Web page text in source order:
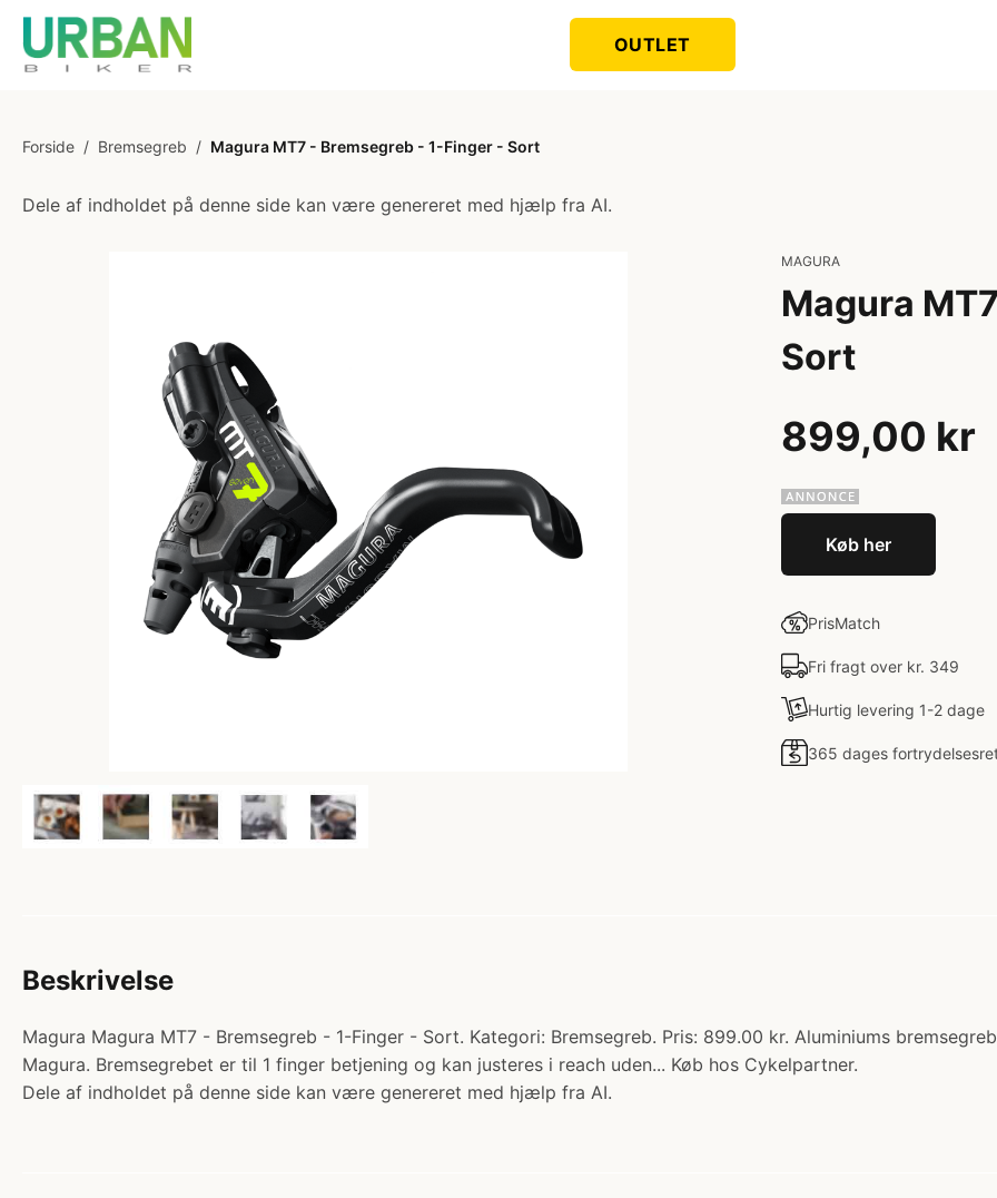
OUTLET
Forside / Bremsegreb / Magura MT7 - Bremsegreb - 1-Finger - Sort
Dele af indholdet på denne side kan være genereret med hjælp fra AI.
MAGURA
Magura
Sort
899,00 kr
Køb her
PrisMatch
Fri fragt over kr. 349
Hurtig levering 1-2 dage
365 dages
Beskrivelse
Magura Magura MT7 - Bremsegreb - 1-Finger - Sort. Kategori: Bremsegreb. Pris: 899.00 kr. Aluminiums
Magura. Bremsegrebet er til 1 finger betjening og kan justeres i reach uden... Køb hos Cykelpartner.
Dele af indholdet på denne side kan være genereret med hjælp fra AI.